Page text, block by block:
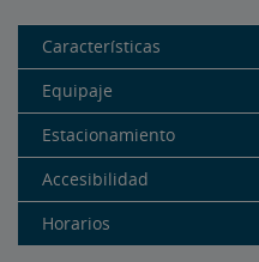
Características
Equipaje
Estacionamiento
Accesibilidad
Horarios